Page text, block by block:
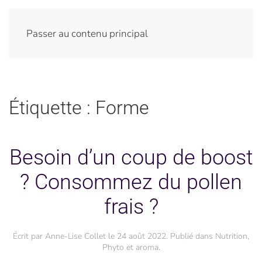
Passer au contenu principal
Étiquette : Forme
Besoin d’un coup de boost
? Consommez du pollen
frais ?
Écrit par Anne-Lise Collet le 24 août 2022. Publié dans Nutrition,
Phyto et aroma.